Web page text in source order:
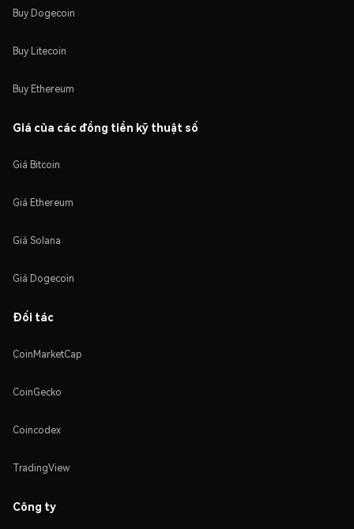
Buy Dogecoin
Buy Litecoin
Buy Ethereum
Giá của các đồng tiền kỹ thuật số
Giá Bitcoin
Giá Ethereum
Giá Solana
Giá Dogecoin
Đối tác
CoinMarketCap
CoinGecko
Coincodex
TradingView
Công ty